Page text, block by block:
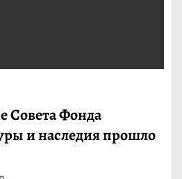
Совета Фонда
и наследия прошло